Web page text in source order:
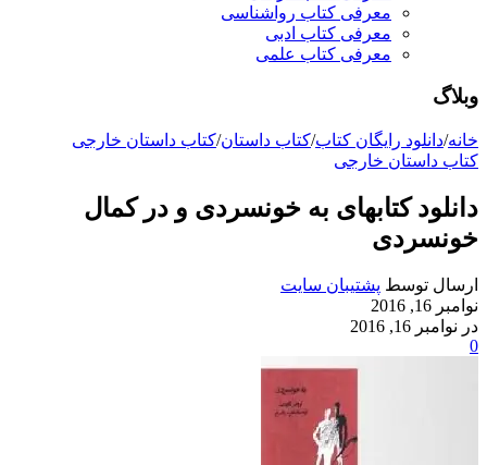
معرفی کتاب رواشناسی
معرفی کتاب ادبی
معرفی کتاب علمی
وبلاگ
خانه/دانلود رایگان کتاب/کتاب داستان/کتاب داستان خارجی
کتاب داستان خارجی
دانلود کتابهای به خونسردی و در کمال
خونسردی
ارسال توسط پشتیبان سایت
نوامبر 16, 2016
در نوامبر 16, 2016
0